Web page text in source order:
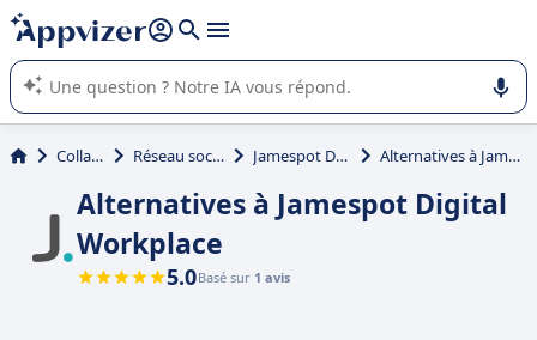
répondre (plusieurs lignes avec
L'IA de Appvizer vous guide dans l'utilisation ou la sélection de
logiciel SaaS en entreprise.
Collaboration Réseau social d'entreprise Jamespot Digital Workplace Alternatives à Jamespot Digital Workplace
Alternatives à Jamespot Digital
Workplace
5.0Basé sur 1 avis